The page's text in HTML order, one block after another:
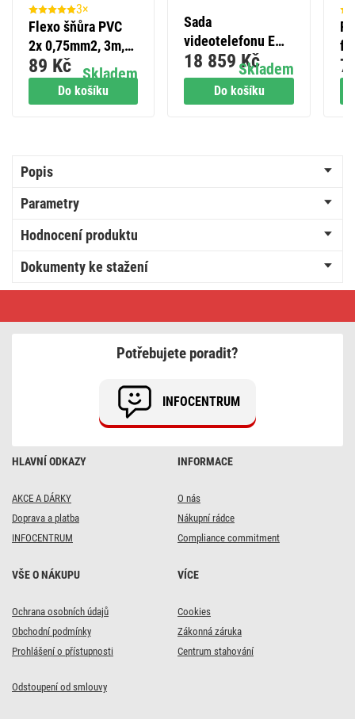
Do košíku
3×
Flexo šňůra PVC
2x 0,75mm2, 3m,
bílá
Skladem
89 Kč
Do košíku
Sada
videotelefonu EM-
10AHD pro 4
účastníky
Skladem
18 859 Kč
Popis
Parametry
Hodnocení produktu
Dokumenty ke stažení
HLAVNÍ ODKAZY
AKCE A DÁRKY
Doprava a platba
INFOCENTRUM
INFORMACE
O nás
Nákupní rádce
Compliance commitment
VŠE O NÁKUPU
Ochrana osobních údajů
Obchodní podmínky
Prohlášení o přístupnosti
VÍCE
Cookies
Zákonná záruka
Centrum stahování
Odstoupení od smlouvy
Potřebujete poradit?
INFOCENTRUM